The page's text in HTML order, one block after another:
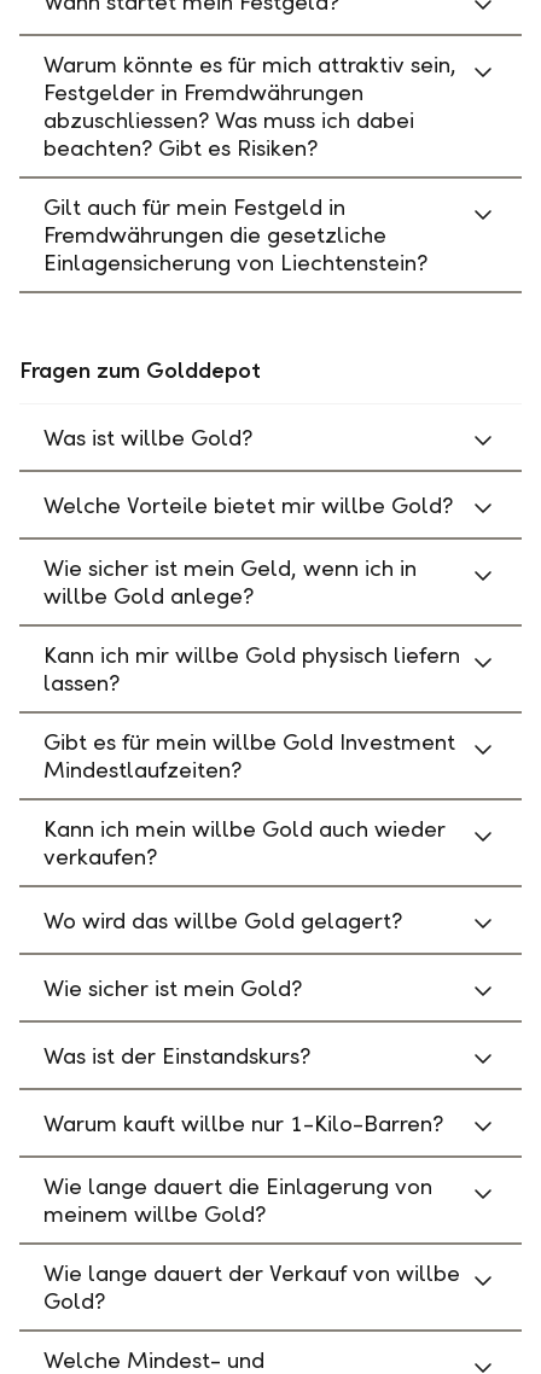
Warum könnte es für mich attraktiv sein,
Festgelder in Fremdwährungen
abzuschliessen? Was muss ich dabei
beachten? Gibt es Risiken?
Gilt auch für mein Festgeld in
Fremdwährungen die gesetzliche
Einlagensicherung von Liechtenstein?
Fragen zum Golddepot
Was ist willbe Gold?
Welche Vorteile bietet mir willbe Gold?
Wie sicher ist mein Geld, wenn ich in
willbe Gold anlege?
Kann ich mir willbe Gold physisch liefern
lassen?
Gibt es für mein willbe Gold Investment
Mindestlaufzeiten?
Kann ich mein willbe Gold auch wieder
verkaufen?
Wo wird das willbe Gold gelagert?
Wie sicher ist mein Gold?
Was ist der Einstandskurs?
Warum kauft willbe nur 1-Kilo-Barren?
Wie lange dauert die Einlagerung von
meinem willbe Gold?
Wie lange dauert der Verkauf von willbe
Gold?
Welche Mindest- und